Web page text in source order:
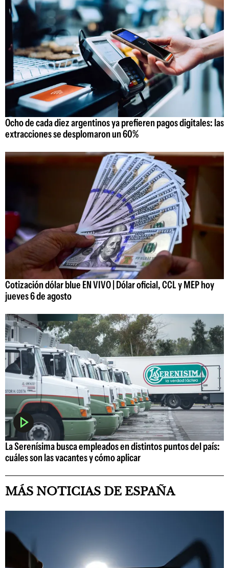
Ocho de cada diez argentinos ya prefieren pagos digitales: las
extracciones se desplomaron un 60%
Cotización dólar blue EN VIVO | Dólar oficial, CCL y MEP hoy
jueves 6 de agosto
La Serenísima busca empleados en distintos puntos del país:
cuáles son las vacantes y cómo aplicar
MÁS NOTICIAS DE ESPAÑA